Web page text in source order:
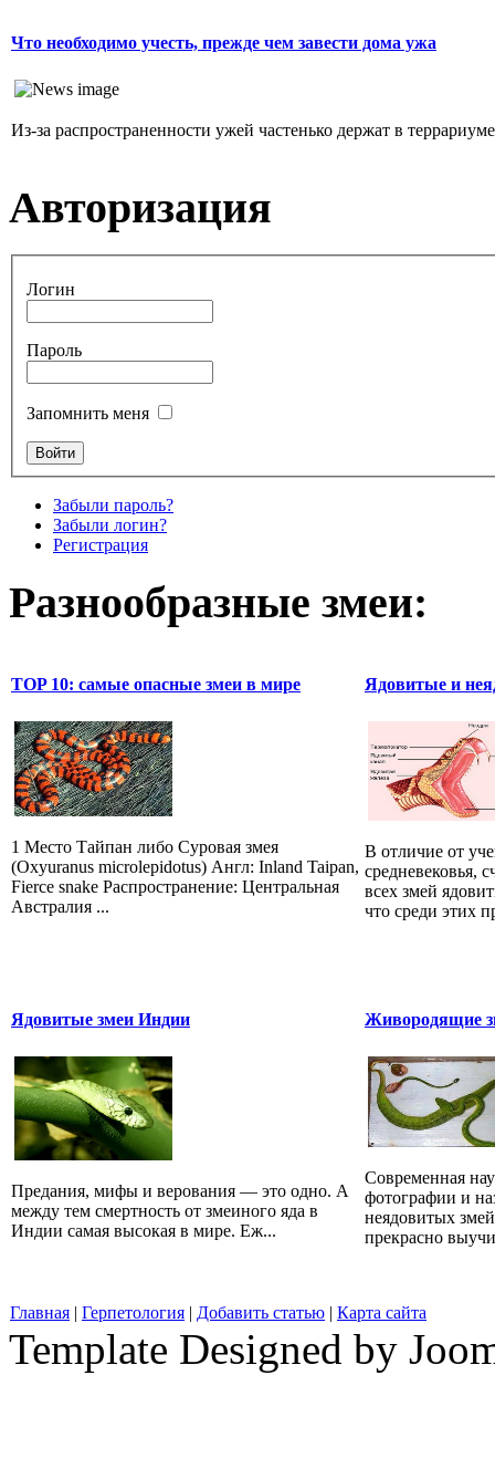
Что необходимо учесть, прежде чем завести дома ужа
Из-за распространенности ужей частенько держат в
Авторизация
Логин
Пароль
Запомнить меня
Забыли пароль?
Забыли логин?
Регистрация
Разнообразные змеи:
TOP 10: самые опасные змеи в мире
1 Место Тайпан либо Суровая змея
(Oxyuranus microlepidotus) Англ: Inland Taipan,
Fierce snake Распространение: Центральная
Австралия ...
Ядовитые и
В отличие от
средневековья,
всех змей
что среди этих
Ядовитые змеи Индии
Предания, мифы и верования — это одно. А
между тем смертность от змеиного яда в
Индии самая высокая в мире. Еж...
Живородящие
Современная
фотографии и
неядовитых
прекрасно
Главная | Герпетология | Добавить статью | Карта сайта
Template Designed by